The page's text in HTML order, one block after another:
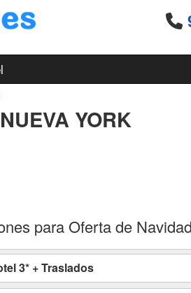
YORK
para Oferta de
3* + Traslados